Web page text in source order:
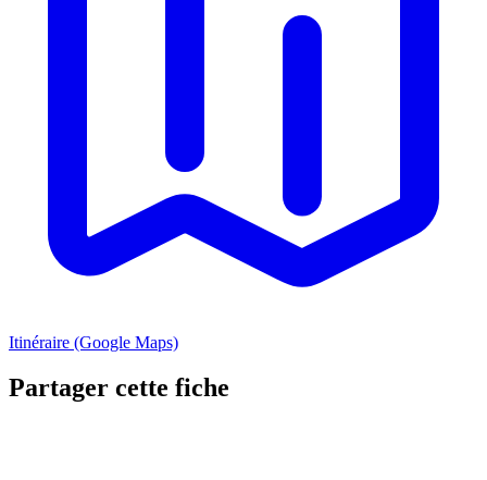
Itinéraire (Google Maps)
Partager cette fiche